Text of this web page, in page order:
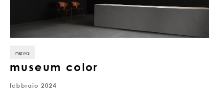
news
museum color
febbraio 2024